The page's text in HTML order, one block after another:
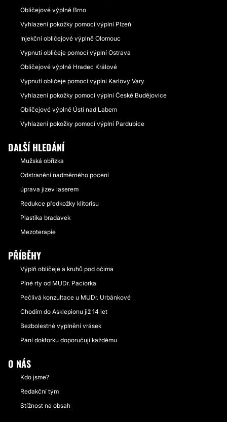
Obličejové výplně Brno
Vyhlazení pokožky pomocí výplní Plzeň
Injekční obličejové výplně Olomouc
Vypnutí obličeje pomocí výplní Ostrava
Obličejové výplně Hradec Králové
Vypnutí obličeje pomocí výplní Karlovy Vary
Vyhlazení pokožky pomocí výplní České Budějovice
Obličejové výplně Ústí nad Labem
Vyhlazení pokožky pomocí výplní Pardubice
DALŠÍ HLEDÁNÍ
Mužská obřízka
Odstranění nadměrného pocení
úprava jizev laserem
Redukce předkožky klitorisu
Plastika bradavek
Mezoterapie
PŘÍBĚHY
Výplň obličeje a kruhů pod očima
Plné rty od MUDr. Paciorka
Pečlivá konzultace u MUDr. Urbánkové
Chodím do Asklepionu již 14 let
Bezbolestné vyplnění vrásek
Paní doktorku doporučuji každému
O NÁS
Kdo jsme?
Redakční tým
Stížnost na obsah